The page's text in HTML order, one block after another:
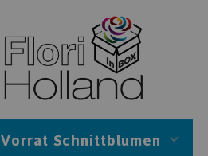
Vorrat Schnittblumen